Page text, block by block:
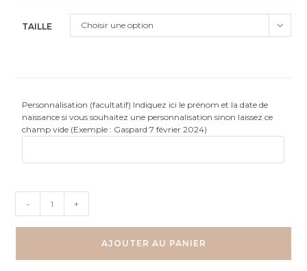
TAILLE Choisir une option
Personnalisation (facultatif) Indiquez ici le prénom et la date de
naissance si vous souhaitez une personnalisation sinon laissez ce
champ vide (Exemple : Gaspard 7 février 2024)
Véhicules
- +
AJOUTER AU PANIER